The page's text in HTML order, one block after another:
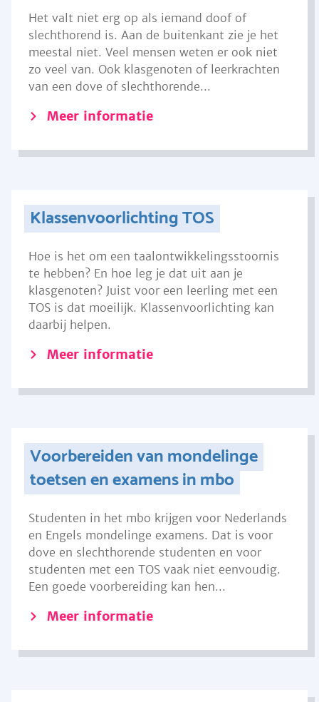
Het valt niet erg op als iemand doof of
slechthorend is. Aan de buitenkant zie je het
meestal niet. Veel mensen weten er ook niet
zo veel van. Ook klasgenoten of leerkrachten
van een dove of slechthorende...
Meer informatie
Klassenvoorlichting TOS
Hoe is het om een taalontwikkelingsstoornis
te hebben? En hoe leg je dat uit aan je
klasgenoten? Juist voor een leerling met een
TOS is dat moeilijk. Klassenvoorlichting kan
daarbij helpen.
Meer informatie
Voorbereiden van mondelinge
toetsen en examens in mbo
Studenten in het mbo krijgen voor Nederlands
en Engels mondelinge examens. Dat is voor
dove en slechthorende studenten en voor
studenten met een TOS vaak niet eenvoudig.
Een goede voorbereiding kan hen...
Meer informatie